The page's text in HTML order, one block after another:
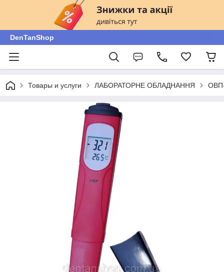
DenTanShop
Товары и услуги ЛАБОРАТОРНЕ ОБЛАДНАННЯ ОВП-